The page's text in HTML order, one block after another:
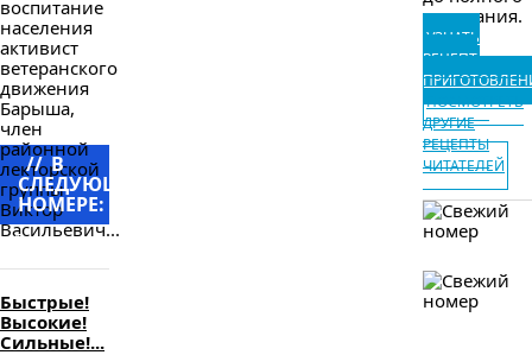
воспитание
населения
активист
ветеранского
движения
Барыша,
член
районной
лекторской
группы
Виктор
Васильевич...
// В
СЛЕДУЮЩЕМ
НОМЕРЕ:
в
номере
Быстрые!
Высокие!
Сильные!...
остывания.
УЗНАТЬ
РЕЦЕПТ
ПОСМОТРЕТЬ
ДРУГИЕ
РЕЦЕПТЫ
ЧИТАТЕЛЕЙ